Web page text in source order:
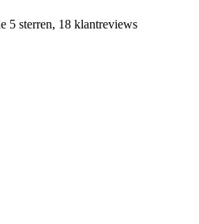
5 sterren, 18 klantreviews